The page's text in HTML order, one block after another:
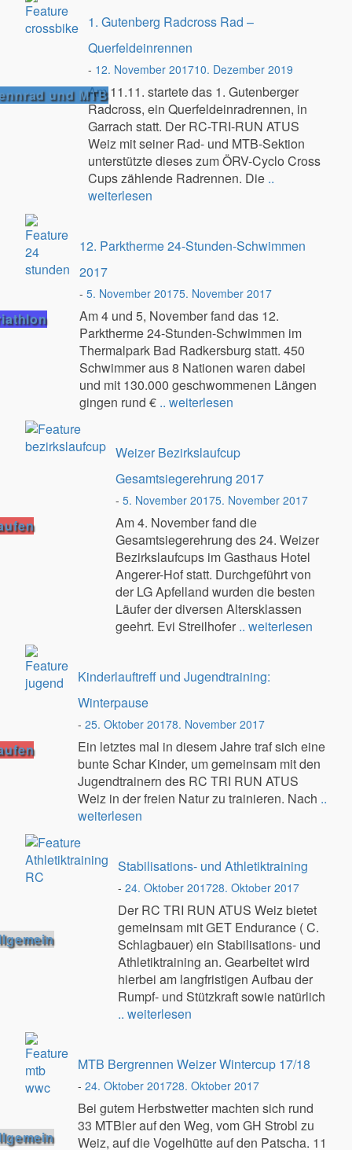
und MTB
1. Gutenberg Radcross Rad –
Querfeldeinrennen
- 12. November 201710. Dezember 2019
Am 11.11. startete das 1. Gutenberger
Radcross, ein Querfeldeinradrennen, in
Garrach statt. Der RC-TRI-RUN ATUS
Weiz mit seiner Rad- und MTB-Sektion
unterstützte dieses zum ÖRV-Cyclo Cross
Cups zählende Radrennen. Die ..
weiterlesen
12. Parktherme 24-Stunden-Schwimmen
2017
- 5. November 20175. November 2017
Am 4 und 5, November fand das 12.
Parktherme 24-Stunden-Schwimmen im
Thermalpark Bad Radkersburg statt. 450
Schwimmer aus 8 Nationen waren dabei
und mit 130.000 geschwommenen Längen
gingen rund € .. weiterlesen
Weizer Bezirkslaufcup
Gesamtsiegerehrung 2017
- 5. November 20175. November 2017
Am 4. November fand die
Gesamtsiegerehrung des 24. Weizer
Bezirkslaufcups im Gasthaus Hotel
Angerer-Hof statt. Durchgeführt von
der LG Apfelland wurden die besten
Läufer der diversen Altersklassen
geehrt. Evi Streilhofer .. weiterlesen
Kinderlauftreff und Jugendtraining:
Winterpause
- 25. Oktober 20178. November 2017
Ein letztes mal in diesem Jahre traf sich eine
bunte Schar Kinder, um gemeinsam mit den
Jugendtrainern des RC TRI RUN ATUS
Weiz in der freien Natur zu trainieren. Nach ..
weiterlesen
Stabilisations- und Athletiktraining
- 24. Oktober 201728. Oktober 2017
Der RC TRI RUN ATUS Weiz bietet
gemeinsam mit GET Endurance ( C.
Schlagbauer) ein Stabilisations- und
Athletiktraining an. Gearbeitet wird
hierbei am langfristigen Aufbau der
Rumpf- und Stützkraft sowie natürlich
.. weiterlesen
MTB Bergrennen Weizer Wintercup 17/18
- 24. Oktober 201728. Oktober 2017
Bei gutem Herbstwetter machten sich rund
33 MTBler auf den Weg, vom GH Strobl zu
Weiz, auf die Vogelhütte auf den Patscha. 11